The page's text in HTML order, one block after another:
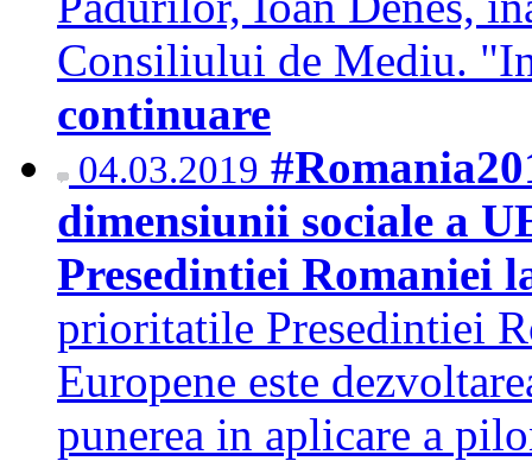
Consiliului de Mediu.
continuare
04.03.2019
dimensiunii sociale a
Presedintiei Romaniei
prioritatile Presedintiei
Europene este
punerea in aplicare a